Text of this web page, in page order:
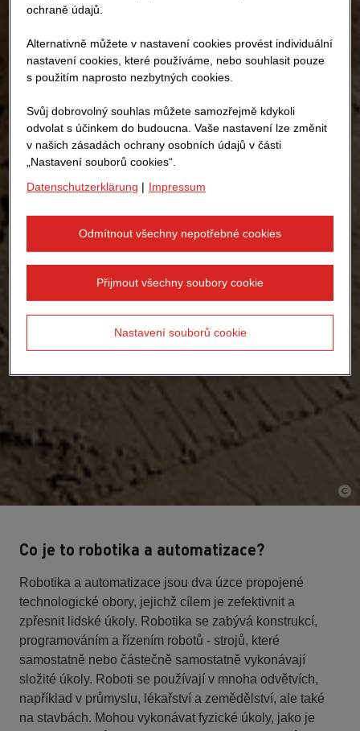
Co je to robotika a automatizace?
Robotika a automatizace jsou dva úzce propojené
technologické obory, jejichž cílem je zefektivnit a
zpřesnit lidské úkoly. Robotika se zabývá konstrukcí,
programováním a řízením robotů - strojů, které
samostatně nebo částečně samostatně vykonávají
složité úkoly. Roboti se používají v mnoha odvětvích,
například v průmyslu, lékařství a zemědělství, ale také
na stavbách. Mohou vykonávat fyzické úkoly, jako je
ochraně údajů.
Alternativně můžete v nastavení cookies provést individuální
nastavení cookies, které používáme, nebo souhlasit pouze
s použitím naprosto nezbytných cookies.
Svůj dobrovolný souhlas můžete samozřejmě kdykoli
odvolat s účinkem do budoucna. Vaše nastavení lze změnit
v našich zásadách ochrany osobních údajů v části
„Nastavení souborů cookies“.
Datenschutzerklärung | Impressum
Odmítnout všechny nepotřebné cookies
Přijmout všechny soubory cookie
Nastavení souborů cookie